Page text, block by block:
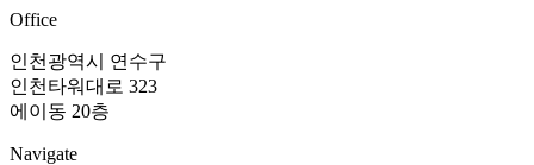
Office
인천광역시 연수구
인천타워대로 323
에이동 20층
Navigate